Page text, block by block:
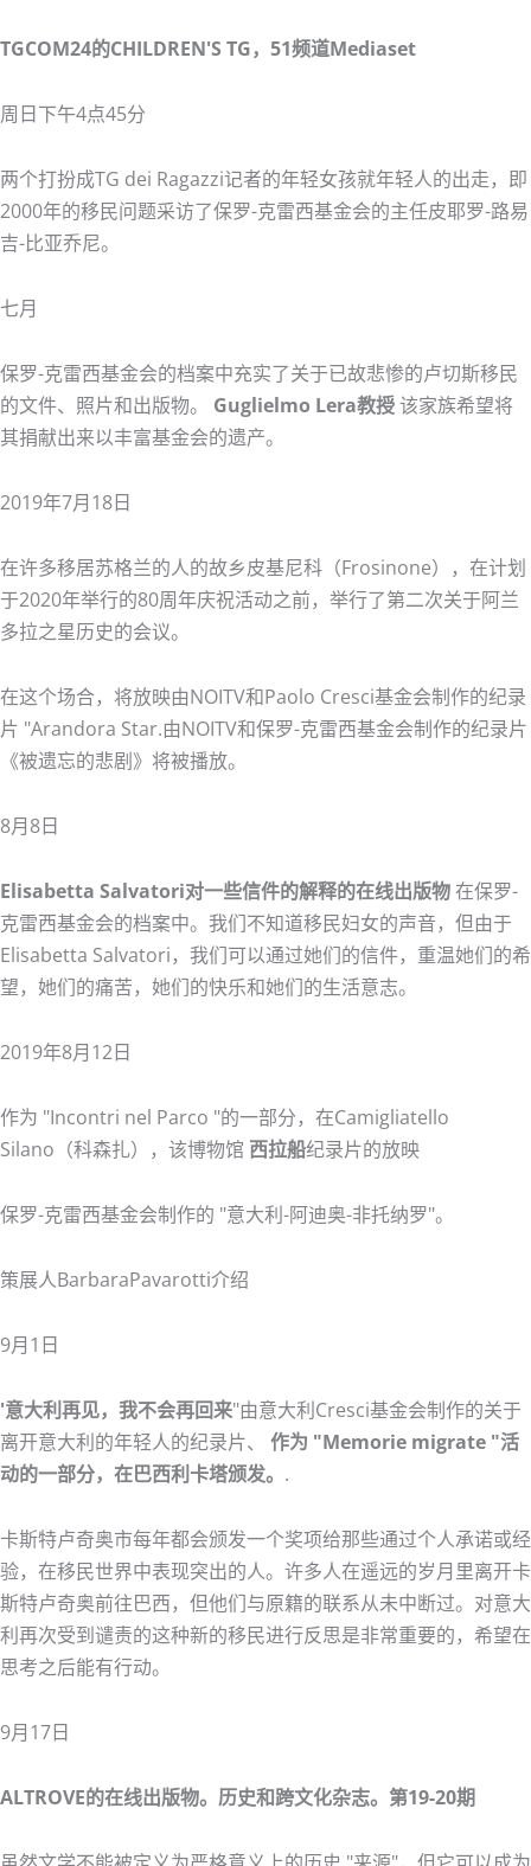
TGCOM24的CHILDREN'S TG，51频道Mediaset
周日下午4点45分
两个打扮成TG dei Ragazzi记者的年轻女孩就年轻人的出走，即
2000年的移民问题采访了保罗-克雷西基金会的主任皮耶罗-路易
吉-比亚乔尼。
七月
保罗-克雷西基金会的档案中充实了关于已故悲惨的卢切斯移民
的文件、照片和出版物。 Guglielmo Lera教授该家族希望将
其捐献出来以丰富基金会的遗产。
2019年7月18日
在许多移居苏格兰的人的故乡皮基尼科（Frosinone），在计划
于2020年举行的80周年庆祝活动之前，举行了第二次关于阿兰
多拉之星历史的会议。
在这个场合，将放映由NOITV和Paolo Cresci基金会制作的纪录
片 "Arandora Star.由NOITV和保罗-克雷西基金会制作的纪录片
《被遗忘的悲剧》将被播放。
8月8日
Elisabetta Salvatori对一些信件的解释的在线出版物在保罗-
克雷西基金会的档案中。我们不知道移民妇女的声音，但由于
Elisabetta Salvatori，我们可以通过她们的信件，重温她们的希
望，她们的痛苦，她们的快乐和她们的生活意志。
2019年8月12日
作为 "Incontri nel Parco "的一部分，在Camigliatello
Silano（科森扎），该博物馆 西拉船纪录片的放映
保罗-克雷西基金会制作的 "意大利-阿迪奥-非托纳罗"。
策展人BarbaraPavarotti介绍
9月1日
'意大利再见，我不会再回来"由意大利Cresci基金会制作的关于
离开意大利的年轻人的纪录片、 作为 "Memorie migrate "活
动的一部分，在巴西利卡塔颁发。 .
卡斯特卢奇奥市每年都会颁发一个奖项给那些通过个人承诺或经
验，在移民世界中表现突出的人。许多人在遥远的岁月里离开卡
斯特卢奇奥前往巴西，但他们与原籍的联系从未中断过。对意大
利再次受到谴责的这种新的移民进行反思是非常重要的，希望在
思考之后能有行动。
9月17日
ALTROVE的在线出版物。历史和跨文化杂志。第19-20期